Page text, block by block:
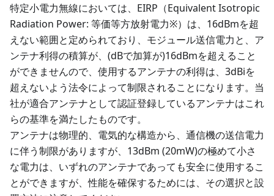
特定小電力無線においては、EIRP（Equivalent Isotropic
Radiation Power: 等価等方放射電力※）は、16dBmを超
えない範囲と定められており、モジュール送信電力と、ア
ンテナ利得の積算が、(dBで加算が)16dBmを超えること
ができませんので、使用するアンテナの利得は、3dBiを
超えないよう法令によって制限されることになります。当
社が適合アンテナとして認証登録しているアンテナはこれ
らの基準を満たしたものです。
アンテナは物理的、電気的な構造から、通信機の送信電力
に伴う制限がありますが、13dBm (20mW)の極めて小さ
な電力は、いずれのアンテナであっても安全に使用するこ
とができますが、性能を確保するためには、その選択と設